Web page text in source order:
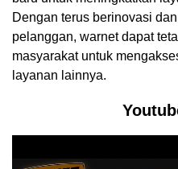
Dengan terus berinovasi
pelanggan, warnet dapat
masyarakat untuk
layanan lainnya.